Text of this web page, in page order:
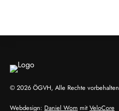
© 2026 ÖGVH, Alle Rechte vorbehalten
Webdesign: Daniel Wom mit VeloCore